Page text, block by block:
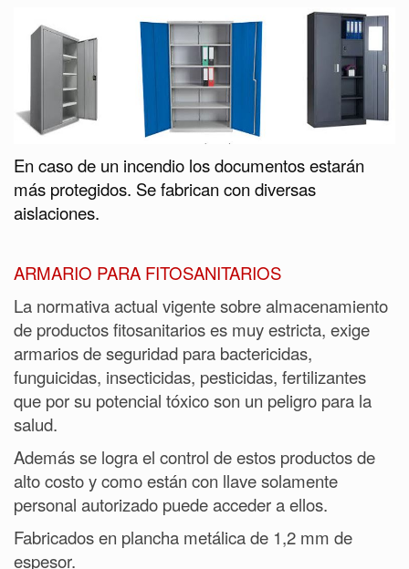
En caso de un incendio los documentos estarán
más protegidos. Se fabrican con diversas
aislaciones.
ARMARIO PARA FITOSANITARIOS
La normativa actual vigente sobre almacenamiento
de productos fitosanitarios es muy estricta, exige
armarios de seguridad para bactericidas,
funguicidas, insecticidas, pesticidas, fertilizantes
que por su potencial tóxico son un peligro para la
salud.
Además se logra el control de estos productos de
alto costo y como están con llave solamente
personal autorizado puede acceder a ellos.
Fabricados en plancha metálica de 1,2 mm de
espesor.